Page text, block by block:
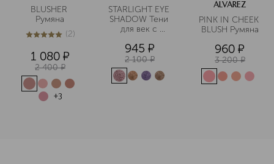
BLUSHER
Румяна
5из 52 (2)
1 080 ¤
2 400 ¤
+3
STARLIGHT EYE
SHADOW Тени
для век с
945 ¤
2 100 ¤
ALVAREZ
PINK IN CHEEK
BLUSH Румяна
960 ¤
3 200 ¤